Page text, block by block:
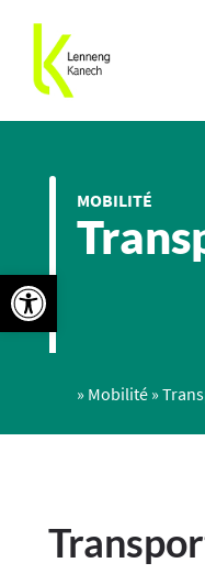
MOBILITÉ
» Mobilité »
Ouvrir la barre d’outils